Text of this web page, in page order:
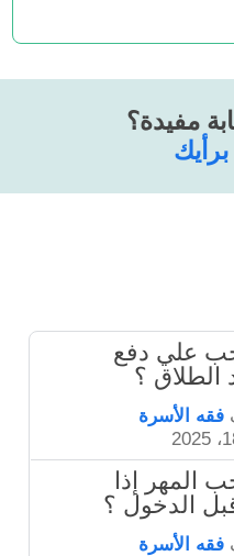
مفيدة؟
برأيك
يجب علي دفع
الطلاق ؟
فقه الأسرة
يجب المهر إذا
الدخول ؟
فقه الأسرة